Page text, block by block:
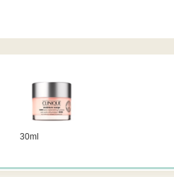
30ml